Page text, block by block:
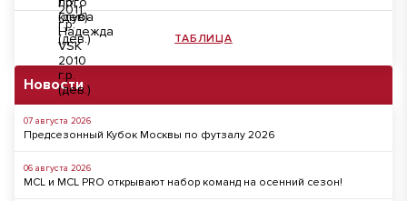
ТАБЛИЦА
Новости
07 августа 2026
Предсезонный Кубок Москвы по футзалу 2026
06 августа 2026
MCL и MCL PRO открывают набор команд на осенний сезон!